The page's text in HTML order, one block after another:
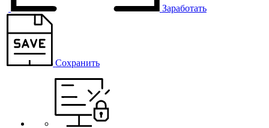
Заработать
Сохранить